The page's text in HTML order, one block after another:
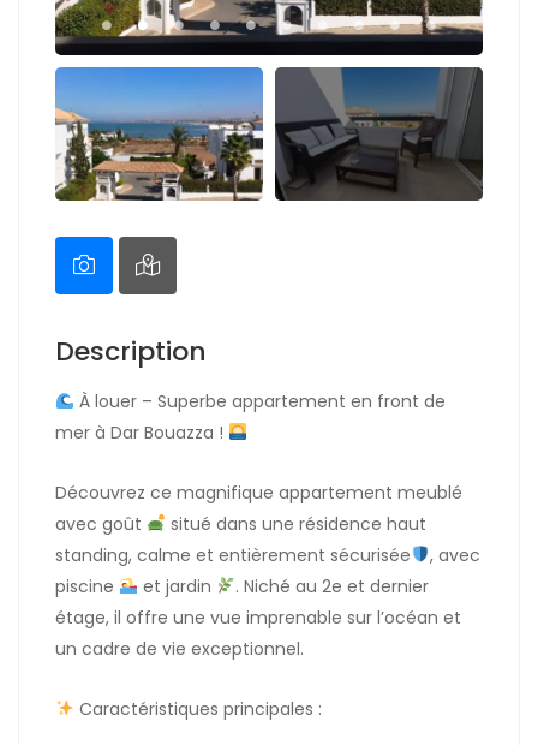
Description
À louer – Superbe appartement en front de
mer à Dar Bouazza !
Découvrez ce magnifique appartement meublé
avec goût
situé dans une résidence haut
standing, calme et entièrement sécurisée
, avec
piscine
et jardin
. Niché au 2e et dernier
étage, il offre une vue imprenable sur l’océan et
un cadre de vie exceptionnel.
Caractéristiques principales :